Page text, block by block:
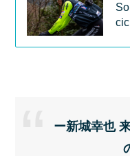
ー新城幸也